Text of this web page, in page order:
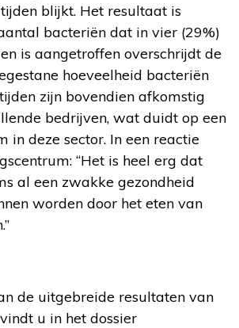
blijkt. Het resultaat is
bacteriën dat in vier (29%)
is aangetroffen overschrijdt de
hoeveelheid bacteriën
zijn bovendien afkomstig
bedrijven, wat duidt op een
in deze sector. In een reactie
“Het is heel erg dat
al een zwakke gezondheid
worden door het eten van
de uitgebreide resultaten van
u in het dossier